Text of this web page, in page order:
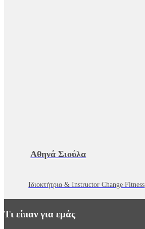
Αθηνά Σιούλα
Ιδιοκτήτρια & Instructor Change Fitness
Τι είπαν για εμάς